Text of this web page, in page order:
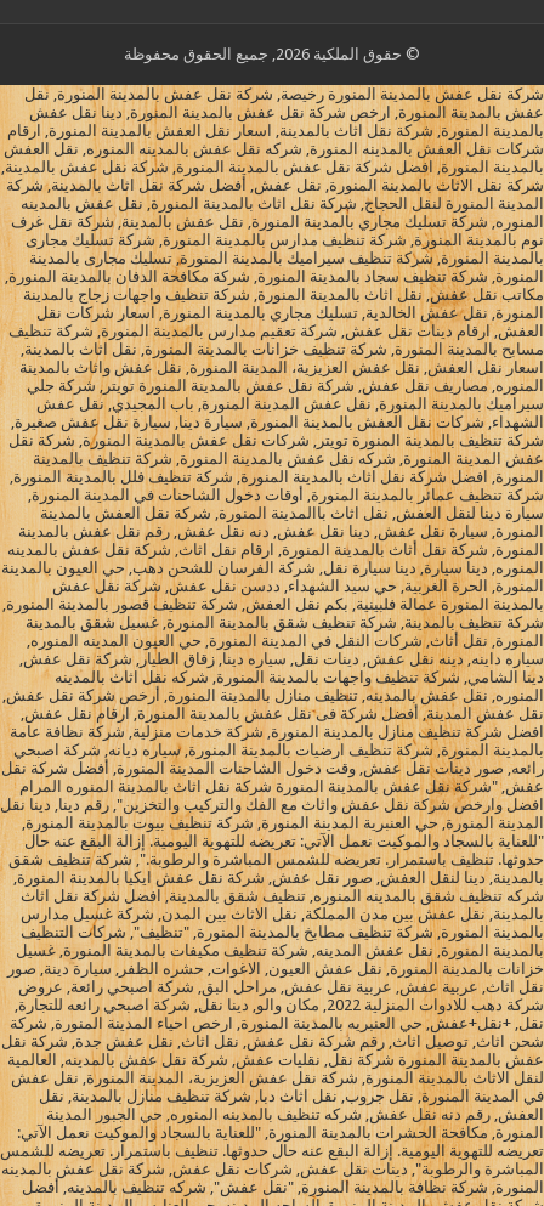
© حقوق الملكية 2026, جميع الحقوق محفوظة
شركة نقل عفش بالمدينة المنورة رخيصة, شركة نقل عفش بالمدينة المنورة, نقل
عفش بالمدينة المنورة, ارخص شركة نقل عفش بالمدينة المنورة, دينا نقل عفش
بالمدينة المنورة, شركة نقل اثاث بالمدينة, اسعار نقل العفش بالمدينة المنورة, ارقام
شركات نقل العفش بالمدينه المنورة, شركه نقل عفش بالمدينه المنوره, نقل العفش
بالمدينة المنورة, افضل شركة نقل عفش بالمدينة المنورة, شركة نقل عفش بالمدينة,
شركة نقل الاثاث بالمدينة المنورة, نقل عفش, أفضل شركة نقل اثاث بالمدينة, شركة
المدينة المنورة لنقل الحجاج, شركة نقل اثاث بالمدينة المنورة, نقل عفش بالمدينه
المنوره, شركة تسليك مجاري بالمدينة المنورة, نقل عفش بالمدينة, شركة نقل غرف
نوم بالمدينة المنورة, شركة تنظيف مدارس بالمدينة المنورة, شركة تسليك مجارى
بالمدينة المنورة, شركة تنظيف سيراميك بالمدينة المنورة, تسليك مجارى بالمدينة
المنورة, شركة تنظيف سجاد بالمدينة المنورة, شركة مكافحة الدفان بالمدينة المنورة,
مكاتب نقل عفش, نقل اثاث بالمدينة المنورة, شركة تنظيف واجهات زجاج بالمدينة
المنورة, نقل عفش الخالدية, تسليك مجاري بالمدينة المنورة, اسعار شركات نقل
العفش, ارقام دينات نقل عفش, شركة تعقيم مدارس بالمدينة المنورة, شركة تنظيف
مسابح بالمدينة المنورة, شركة تنظيف خزانات بالمدينة المنورة, نقل اثاث بالمدينة,
اسعار نقل العفش, نقل عفش العزيزية، المدينة المنورة, نقل عفش واثاث بالمدينة
المنوره, مصاريف نقل عفش, شركة نقل عفش بالمدينة المنورة تويتر, شركة جلي
سيراميك بالمدينة المنورة, نقل عفش المدينة المنورة, باب المجيدي, نقل عفش
الشهداء, شركات نقل العفش بالمدينة المنورة, سيارة دينا, سيارة نقل عفش صغيرة,
شركة تنظيف بالمدينة المنورة تويتر, شركات نقل عفش بالمدينة المنورة, شركة نقل
عفش المدينة المنورة, شركه نقل عفش بالمدينة المنورة, شركة تنظيف بالمدينة
المنورة, افضل شركة نقل اثاث بالمدينة المنورة, شركة تنظيف فلل بالمدينة المنورة,
شركة تنظيف عمائر بالمدينة المنورة, أوقات دخول الشاحنات في المدينة المنورة,
سيارة دينا لنقل العفش, نقل اثاث باالمدينة المنورة, شركة نقل العفش بالمدينة
المنورة, سيارة نقل عفش, دينا نقل عفش, دنه نقل عفش, رقم نقل عفش بالمدينة
المنورة, شركة نقل أثاث بالمدينة المنورة, ارقام نقل اثاث, شركة نقل عفش بالمدينه
المنوره, دينا سيارة, دينا سيارة نقل, شركة الفرسان للشحن دهب, حي العيون بالمدينة
المنورة, الحرة الغربية, حي سيد الشهداء, ددسن نقل عفش, شركة نقل عفش
بالمدينة المنورة عمالة فلبينية, بكم نقل العفش, شركة تنظيف قصور بالمدينة المنورة,
شركة تنظيف بالمدينة, شركة تنظيف شقق بالمدينة المنورة, غسيل شقق بالمدينة
المنورة, نقل أثاث, شركات النقل في المدينة المنورة, حي العيون المدينه المنوره,
سياره داينه, دينه نقل عفش, دينات نقل, سياره دينا, زقاق الطيار, شركة نقل عفش,
دينا الشامي, شركة تنظيف واجهات بالمدينة المنورة, شركه نقل اثاث بالمدينه
المنوره, نقل عفش بالمدينه, تنظيف منازل بالمدينة المنورة, أرخص شركة نقل عفش,
نقل عفش المدينة, أفضل شركة فى نقل عفش بالمدينة المنورة, ارقام نقل عفش,
افضل شركة تنظيف منازل بالمدينة المنورة, شركة خدمات منزلية, شركة نظافة عامة
بالمدينة المنورة, شركة تنظيف ارضيات بالمدينة المنورة, سياره ديانه, شركة اصبحي
رائعه, صور دينات نقل عفش, وقت دخول الشاحنات المدينة المنورة, أفضل شركة نقل
عفش, "شركة نقل عفش بالمدينة المنورة شركة نقل اثاث بالمدينة المنوره المرام
افضل وارخص شركة نقل عفش واثاث مع الفك والتركيب والتخزين", رقم دينا, دينا نقل
المدينة المنورة, حي العنبرية المدينة المنورة, شركة تنظيف بيوت بالمدينة المنورة,
"للعناية بالسجاد والموكيت نعمل الآتي: تعريضه للتهوية اليومية. إزالة البقع عنه حال
حدوثها. تنظيف باستمرار. تعريضه للشمس المباشرة والرطوبة.", شركة تنظيف شقق
بالمدينة, دينا لنقل العفش, صور نقل عفش, شركة نقل عفش ايكيا بالمدينة المنورة,
شركه تنظيف شقق بالمدينه المنوره, تنظيف شقق بالمدينة, افضل شركة نقل اثاث
بالمدينة, نقل عفش بين مدن المملكة, نقل الاثاث بين المدن, شركة غسيل مدارس
بالمدينة المنورة, شركة تنظيف مطابخ بالمدينة المنورة, "تنظيف", شركات التنظيف
بالمدينة المنورة, نقل عفش المدينه, شركة تنظيف مكيفات بالمدينة المنورة, غسيل
خزانات بالمدينة المنورة, نقل عفش العيون, الاغوات, حشره الظفر, سيارة دينة, صور
نقل اثاث, عربية عفش, عربية نقل عفش, مراحل البق, شركة اصبحي رائعة, عروض
شركة دهب للادوات المنزلية 2022, مكان والو, دينا نقل, شركة اصبحي رائعه للتجارة,
نقل, +نقل+عفش, حي العنبريه بالمدينة المنورة, ارخص احياء المدينة المنورة, شركة
شحن اثاث, توصيل اثاث, رقم شركة نقل عفش, نقل اثاث, نقل عفش جدة, شركة نقل
عفش بالمدينة المنورة شركة نقل, نقليات عفش, شركة نقل عفش بالمدينه, العالمية
لنقل الاثاث بالمدينة المنورة, شركة نقل عفش العزيزية، المدينة المنورة, نقل عفش
في المدينة المنورة, نقل جروب, نقل اثاث دبا, شركة تنظيف منازل بالمدينة, نقل
العفش, رقم دنه نقل عفش, شركه تنظيف بالمدينه المنوره, حي الجبور المدينة
المنورة, مكافحة الحشرات بالمدينة المنورة, "للعناية بالسجاد والموكيت نعمل الآتي:
تعريضه للتهوية اليومية. إزالة البقع عنه حال حدوثها. تنظيف باستمرار. تعريضه للشمس
المباشرة والرطوبة", دينات نقل عفش, شركات نقل عفش, شركة نقل عفش بالمدينه
المنورة, شركة نظافة بالمدينة المنورة, "نقل عفش", شركه تنظيف بالمدينه, أفضل